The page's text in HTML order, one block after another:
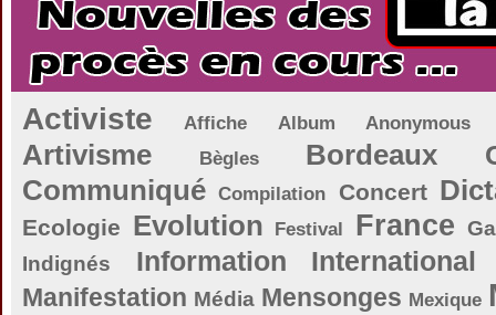
Activiste Affiche Album Anonymous
Artivisme Bègles Bordeaux
Communiqué Compilation Concert
Ecologie Evolution Festival France
Indignés
Information International
Manifestation Média Mensonges Mexique